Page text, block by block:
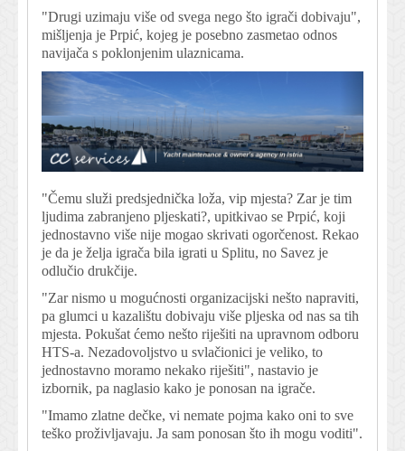
"Drugi uzimaju više od svega nego što igrači dobivaju",
mišljenja je Prpić, kojeg je posebno zasmetao odnos
navijača s poklonjenim ulaznicama.
"Čemu služi predsjednička loža, vip mjesta? Zar je tim
ljudima zabranjeno pljeskati?, upitkivao se Prpić, koji
jednostavno više nije mogao skrivati ogorčenost. Rekao
je da je želja igrača bila igrati u Splitu, no Savez je
odlučio drukčije.
"Zar nismo u mogućnosti organizacijski nešto napraviti,
pa glumci u kazalištu dobivaju više pljeska od nas sa tih
mjesta. Pokušat ćemo nešto riješiti na upravnom odboru
HTS-a. Nezadovoljstvo u svlačionici je veliko, to
jednostavno moramo nekako riješiti", nastavio je
izbornik, pa naglasio kako je ponosan na igrače.
"Imamo zlatne dečke, vi nemate pojma kako oni to sve
teško proživljavaju. Ja sam ponosan što ih mogu voditi".